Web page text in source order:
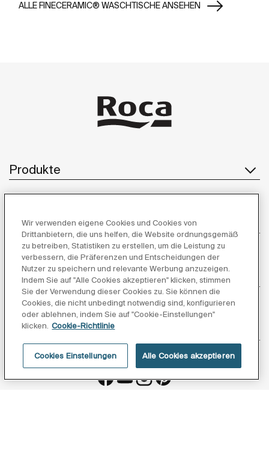
ALLE FINECERAMIC® WASCHTISCHE ANSEHEN
Produkte
Kundendienst
Über uns
Inspiration
Folgen Sie uns
Wir verwenden eigene Cookies und Cookies von
Drittanbietern, die uns helfen, die Website ordnungsgemäß
zu betreiben, Statistiken zu erstellen, um die Leistung zu
verbessern, die Präferenzen und Entscheidungen der
Nutzer zu speichern und relevante Werbung anzuzeigen.
Indem Sie auf "Alle Cookies akzeptieren" klicken, stimmen
Sie der Verwendung dieser Cookies zu. Sie können die
Cookies, die nicht unbedingt notwendig sind, konfigurieren
oder ablehnen, indem Sie auf "Cookie-Einstellungen"
klicken. Cookie-Richtlinie
Cookies Einstellungen Alle Cookies akzeptieren